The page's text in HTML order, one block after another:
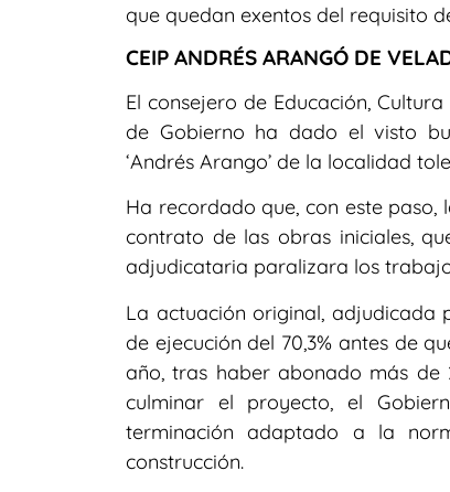
que quedan exentos del requisito
CEIP ANDRÉS ARANGÓ DE
El consejero de Educación,
de Gobierno ha dado el visto
‘Andrés Arango’ de la localidad
Ha recordado que, con este
contrato de las obras iniciales,
adjudicataria paralizara los
La actuación original, adjudicada
de ejecución del 70,3% antes de
año, tras haber abonado más de
culminar el proyecto, el
terminación adaptado a la
construcción.